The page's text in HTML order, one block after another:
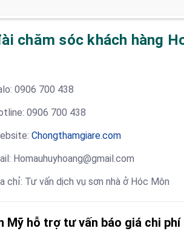
chăm sóc khách hàng
0906 700 438
0906 700 438
Chongthamgiare.com
Homauhuyhoang@gmail.com
chỉ: Tư vấn dịch vụ sơn nhà ở Hóc Môn
Mỹ hỗ trợ tư vấn báo giá chi